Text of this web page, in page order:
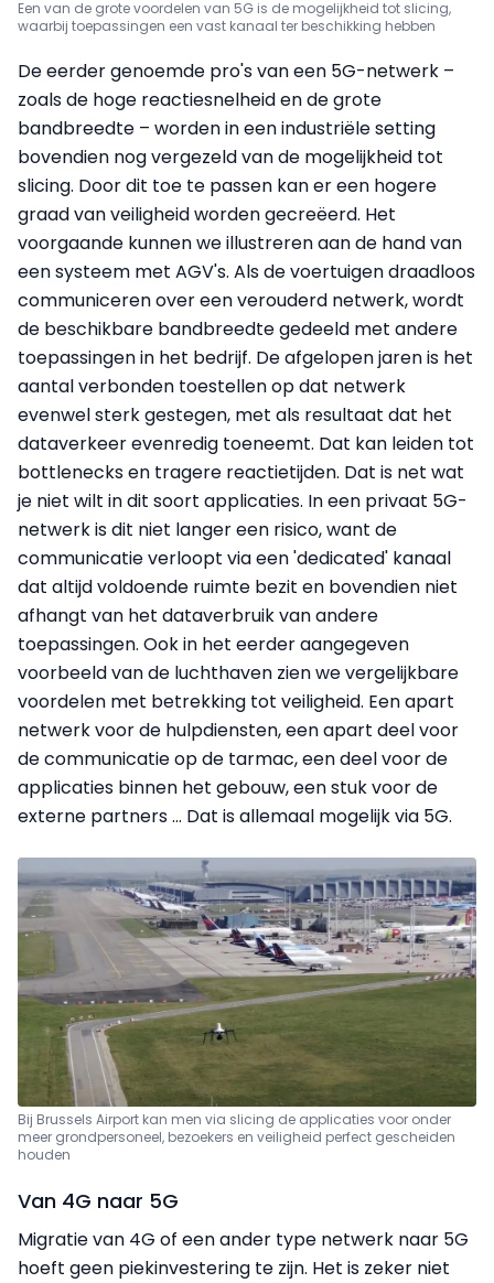
Een van de grote voordelen van 5G is de mogelijkheid tot slicing,
waarbij toepassingen een vast kanaal ter beschikking hebben
De eerder genoemde pro's van een 5G-netwerk –
zoals de hoge reactiesnelheid en de grote
bandbreedte – worden in een industriële setting
bovendien nog vergezeld van de mogelijkheid tot
slicing. Door dit toe te passen kan er een hogere
graad van veiligheidwordengecreëerd. Het
voorgaande kunnen we illustreren aan de hand van
een systeem met AGV's. Als de voertuigen draadloos
communiceren over een verouderd netwerk, wordt
de beschikbare bandbreedte gedeeld met andere
toepassingen in het bedrijf. De afgelopen jaren is het
aantal verbonden toestellen op dat netwerk
evenwel sterk gestegen, met als resultaat dat het
dataverkeer evenredig toeneemt. Dat kan leiden tot
bottlenecks en tragere reactietijden. Dat is net wat
je niet wilt in dit soort applicaties. In een privaat 5G-
netwerk is dit niet langer een risico, want de
communicatie verloopt via een 'dedicated' kanaal
dat altijd voldoende ruimte bezit en bovendien niet
afhangt van het dataverbruik van andere
toepassingen. Ook in het eerder aangegeven
voorbeeld van de luchthaven zien we vergelijkbare
voordelen met betrekking tot veiligheid. Een apart
netwerk voor de hulpdiensten, een apart deel voor
de communicatie op de tarmac, een deel voor de
applicaties binnen het gebouw, een stuk voor de
externe partners ... Dat is allemaal mogelijk via 5G.
Bij Brussels Airport kan men via slicing de applicaties voor onder
meer grondpersoneel, bezoekers en veiligheid perfect gescheiden
houden
Van 4G naar 5G
Migratie van 4G of een ander type netwerk naar 5G
hoeft geen piekinvestering te zijn. Het is zeker niet